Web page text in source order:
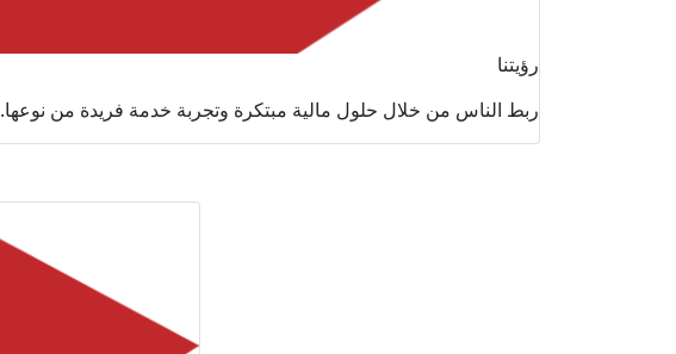
رؤيتنا
ربط الناس من خلال حلول مالية مبتكرة وتجربة خدمة فريدة من نوعها.